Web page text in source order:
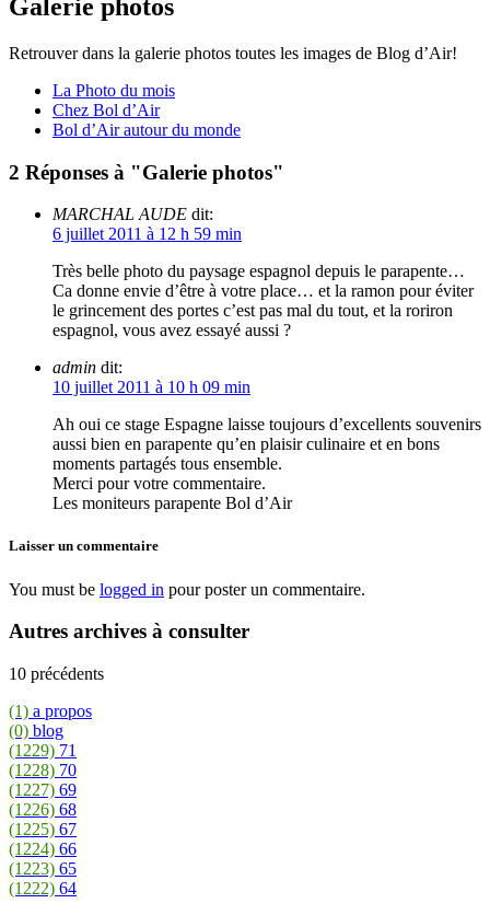
Galerie photos
Retrouver dans la galerie photos toutes les images de Blog d’Air!
La Photo du mois
Chez Bol d’Air
Bol d’Air autour du monde
2 Réponses à "Galerie photos"
MARCHAL AUDE dit:
6 juillet 2011 à 12 h 59 min
Très belle photo du paysage espagnol depuis le parapente…
Ca donne envie d’être à votre place… et la ramon pour éviter
le grincement des portes c’est pas mal du tout, et la roriron
espagnol, vous avez essayé aussi ?
admin dit:
10 juillet 2011 à 10 h 09 min
Ah oui ce stage Espagne laisse toujours d’excellents souvenirs
aussi bien en parapente qu’en plaisir culinaire et en bons
moments partagés tous ensemble.
Merci pour votre commentaire.
Les moniteurs parapente Bol d’Air
Laisser un commentaire
You must be logged in pour poster un commentaire.
Autres archives à consulter
10 précédents
(1) a propos
(0) blog
(1229) 71
(1228) 70
(1227) 69
(1226) 68
(1225) 67
(1224) 66
(1223) 65
(1222) 64